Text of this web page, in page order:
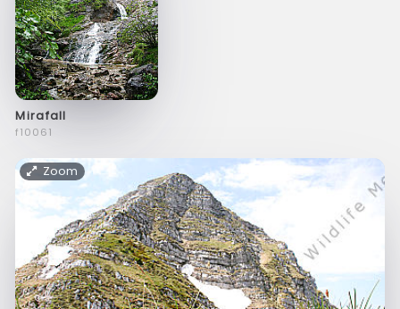
Mirafall
f10061
Zoom